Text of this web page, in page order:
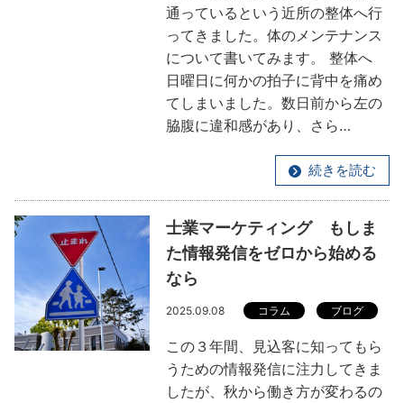
通っているという近所の整体へ行
ってきました。体のメンテナンス
について書いてみます。 整体へ
日曜日に何かの拍子に背中を痛め
てしまいました。数日前から左の
脇腹に違和感があり、さら…
続きを読む
士業マーケティング もしま
た情報発信をゼロから始める
なら
2025.09.08 コラム ブログ
この３年間、見込客に知ってもら
うための情報発信に注力してきま
したが、秋から働き方が変わるの